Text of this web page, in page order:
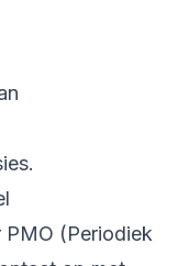
(Periodiek